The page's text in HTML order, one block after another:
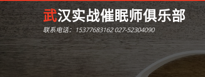
武汉实战催眠师俱乐部
联系电话：15377683162 027-52304090